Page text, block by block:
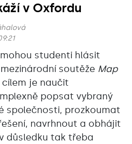
v Oxfordu
studenti hlásit
soutěže Map
cílem je naučit
popsat vybraný
společnosti, prozkoumat
navrhnout a obhájit
důsledku tak třeba